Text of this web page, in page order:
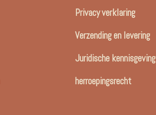
Privacy verklaring
Verzending en levering
Juridische kennisgeving
herroepingsrecht